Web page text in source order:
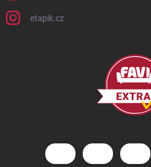
etapik.cz